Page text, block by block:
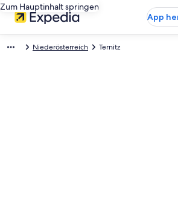
Zum Hauptinhalt springen
App
Niederösterreich Ternitz